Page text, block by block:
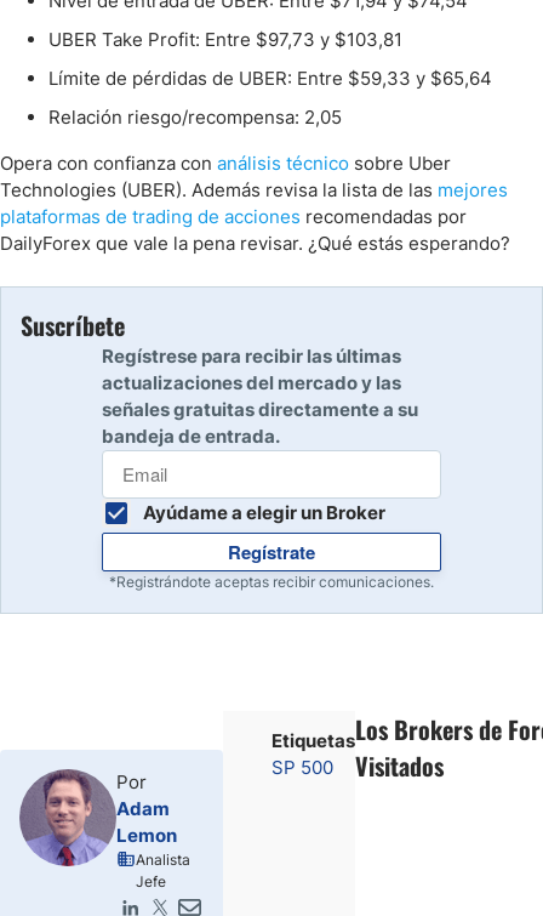
UBER Take Profit: Entre $97,73 y $103,81
Límite de pérdidas de UBER: Entre $59,33 y $65,64
Relación riesgo/recompensa: 2,05
Opera con confianza con análisis técnico sobre Uber
Technologies (UBER). Además revisa la lista de las mejores
plataformas de trading de acciones recomendadas por
DailyForex que vale la pena revisar. ¿Qué estás esperando?
Suscríbete
Regístrese para recibir las últimas
actualizaciones del mercado y las
señales gratuitas directamente a su
bandeja de entrada.
Ayúdame a elegir un Broker
Regístrate
*Registrándote aceptas recibir comunicaciones.
Por
Adam
Lemon
Analista
Jefe
Etiquetas
SP 500
Los Brokers de
Visitados